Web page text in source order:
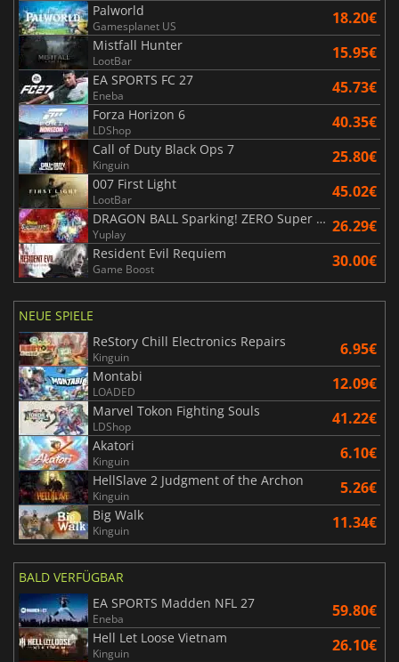
Palworld
Gamesplanet US 18.20€
Mistfall Hunter
LootBar 15.95€
EA SPORTS FC 27
Eneba 45.73€
Forza Horizon 6
LDShop 40.35€
Call of Duty Black Ops 7
Kinguin 25.80€
007 First Light
LootBar 45.02€
DRAGON BALL Sparking! ZERO Super Limit Breaking NEO
Yuplay 26.29€
Resident Evil Requiem
Game Boost 30.00€
NEUE SPIELE
ReStory Chill Electronics Repairs
Kinguin 6.95€
Montabi
LOADED 12.09€
Marvel Tokon Fighting Souls
LDShop 41.22€
Akatori
Kinguin 6.10€
HellSlave 2 Judgment of the Archon
Kinguin 5.26€
Big Walk
Kinguin 11.34€
BALD VERFÜGBAR
EA SPORTS Madden NFL 27
Eneba 59.80€
Hell Let Loose Vietnam
Kinguin 26.10€